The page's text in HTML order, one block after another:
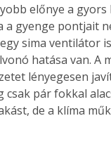
Együtt jobban
Bővebb
Együtt jobban
könyvek tetszőleges
előnye a
a gyenge pontjait
sima ventilátor
hatása van. A
lényegesen
csak pár fokkal
de a klíma